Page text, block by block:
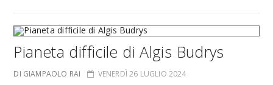
Pianeta difficile di Algis Budrys
DI GIAMPAOLO RAI VENERDÌ 26 LUGLIO 2024